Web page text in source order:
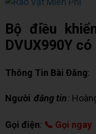
Bộ điều
DVUX990Y
Thông Tin Bài Đăng:
Người đăng tin:
Gọi điện: 📞 Gọi ngay